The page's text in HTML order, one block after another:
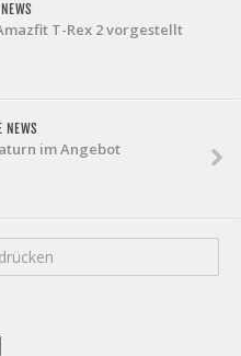
T-Rex 2 vorgestellt
NEWS
im Angebot